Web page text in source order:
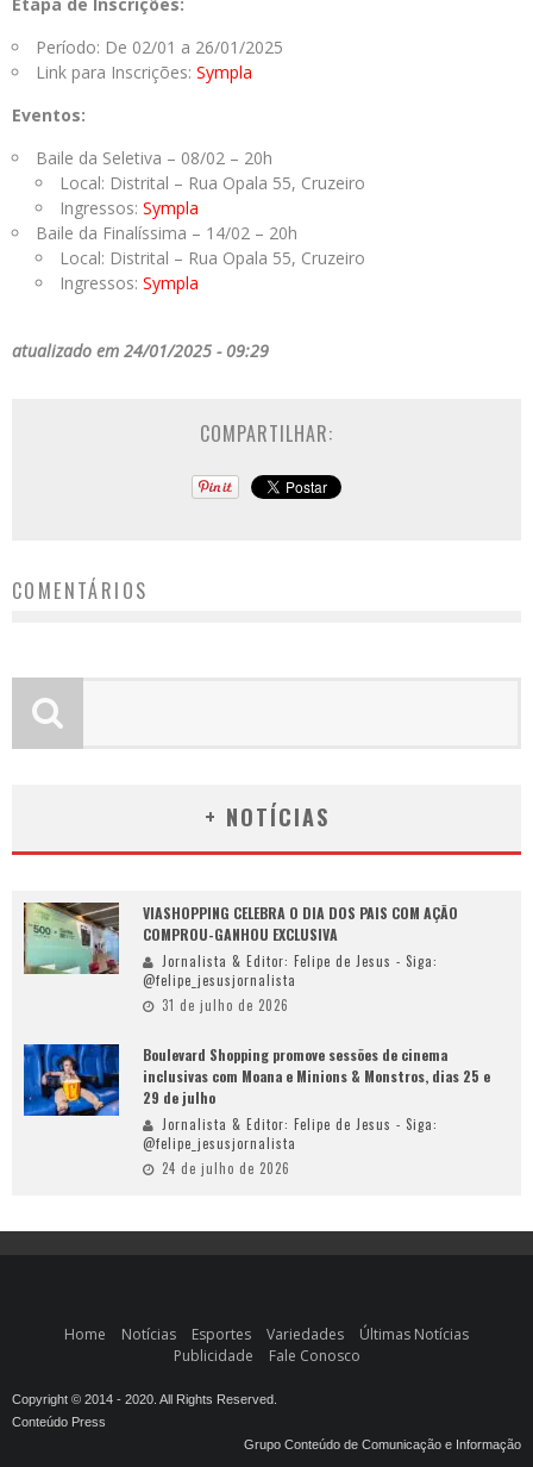
Período: De 02/01 a 26/01/2025
Link para Inscrições: Sympla
Eventos:
Baile da Seletiva – 08/02 – 20h
Local: Distrital – Rua Opala 55, Cruzeiro
Ingressos: Sympla
Baile da Finalíssima – 14/02 – 20h
Local: Distrital – Rua Opala 55, Cruzeiro
Ingressos: Sympla
atualizado em 24/01/2025 - 09:29
COMPARTILHAR:
COMENTÁRIOS
+ NOTÍCIAS
VIASHOPPING CELEBRA O DIA DOS PAIS COM AÇÃO
COMPROU-GANHOU EXCLUSIVA
Jornalista & Editor: Felipe de Jesus - Siga:
@felipe_jesusjornalista
31 de julho de 2026
Boulevard Shopping promove sessões de cinema
inclusivas com Moana e Minions & Monstros, dias 25 e
29 de julho
Jornalista & Editor: Felipe de Jesus - Siga:
@felipe_jesusjornalista
24 de julho de 2026
Home Notícias Esportes Variedades
Últimas Notícias
Publicidade
Fale Conosco
Copyright © 2014 - 2020. All Rights Reserved.
Conteúdo Press
Grupo Conteúdo de Comunicação e Informação